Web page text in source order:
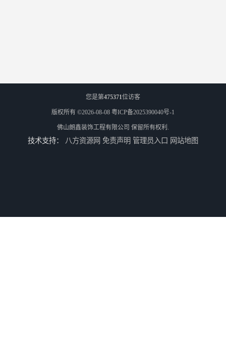
您是第475371位访客
版权所有 ©2026-08-08 粤ICP备2025390040号-1
佛山朗鑫装饰工程有限公司 保留所有权利.
技术支持： 八方资源网 免责声明 管理员入口 网站地图